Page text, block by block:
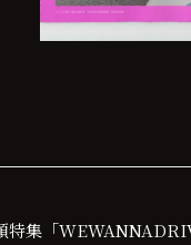
集「